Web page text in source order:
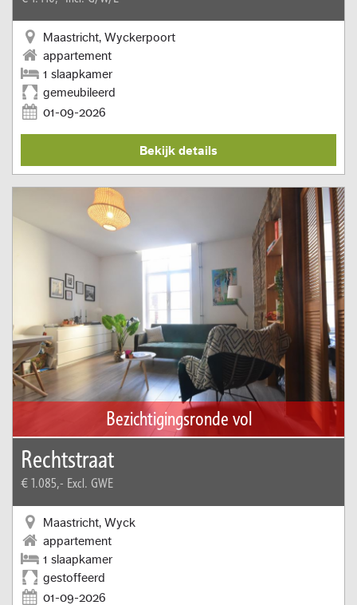
Maastricht, Wyckerpoort
appartement
1 slaapkamer
gemeubileerd
01-09-2026
Bekijk details
Bezichtigingsronde vol
Rechtstraat
€ 1.085,- Excl. GWE
Maastricht, Wyck
appartement
1 slaapkamer
gestoffeerd
01-09-2026